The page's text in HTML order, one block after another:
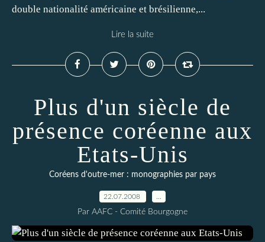
double nationalité américaine et brésilienne,...
Lire la suite
Plus d'un siècle de
présence coréenne aux
Etats-Unis
Coréens d'outre-mer : monographies par pays
22.07.2008
Par AAFC - Comité Bourgogne